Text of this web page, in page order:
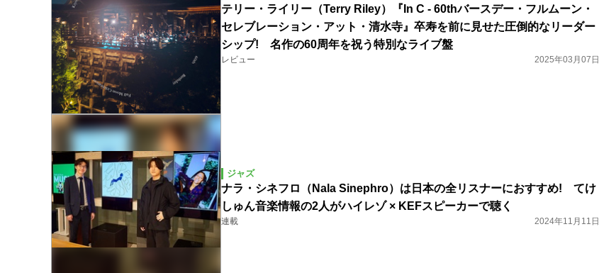
テリー・ライリー（Terry Riley）『In C - 60thバースデー・フルムーン・
セレブレーション・アット・清水寺』卒寿を前に見せた圧倒的なリーダー
シップ! 名作の60周年を祝う特別なライブ盤
レビュー 2025年03月07日
ジャズ
ナラ・シネフロ（Nala Sinephro）は日本の全リスナーにおすすめ! てけ
しゅん音楽情報の2人がハイレゾ × KEFスピーカーで聴く
連載 2024年11月11日